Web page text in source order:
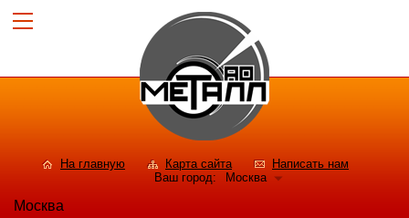
На главную Карта сайта
Написать нам
Ваш город:
Москва
Москва